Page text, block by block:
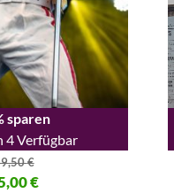
sparen
4 Verfügbar
€
war: 89,50 €
€